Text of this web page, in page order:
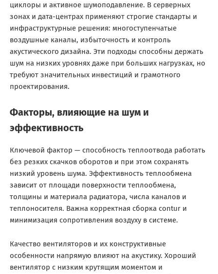
циклоры и активное шумоподавление. В серверных
зонах и дата-центрах применяют строгие стандарты и
инфраструктурные решения: многоступенчатые
воздушные каналы, избыточность и контроль
акустического дизайна. Эти подходы способны держать
шум на низких уровнях даже при больших нагрузках, но
требуют значительных инвестиций и грамотного
проектирования.
Факторы, влияющие на шум и
эффективность
Ключевой фактор — способность теплоотвода работать
без резких скачков оборотов и при этом сохранять
низкий уровень шума. Эффективность теплообмена
зависит от площади поверхности теплообмена,
толщины и материала радиатора, числа каналов и
теплоносителя. Важна корректная сборка contur и
минимизация сопротивления воздуху в системе.
Качество вентиляторов и их конструктивные
особенности напрямую влияют на акустику. Хороший
вентилятор с низким крутящим моментом и